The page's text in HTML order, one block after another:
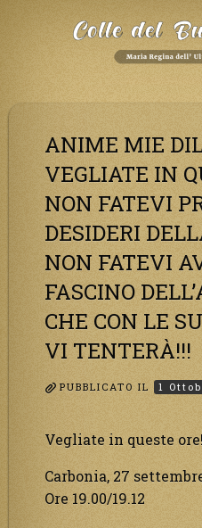
ANIME MIE
VEGLIATE IN
NON FATEVI
DESIDERI
NON FATEVI
FASCINO
CHE CON LE
VI TENTERÀ!!!
PUBBLICATO IL 1
Vegliate in queste ore!
Carbonia, 27
Ore 19.00/19.12